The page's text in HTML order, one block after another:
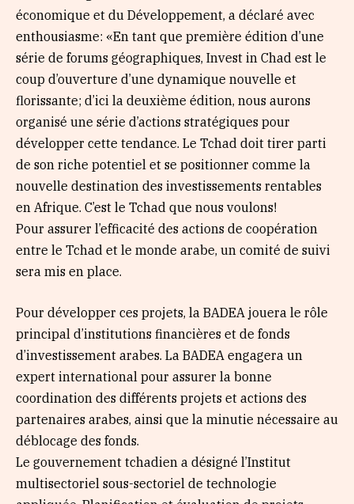
économique et du Développement, a déclaré avec
enthousiasme: «En tant que première édition d’une
série de forums géographiques, Invest in Chad est le
coup d’ouverture d’une dynamique nouvelle et
florissante; d’ici la deuxième édition, nous aurons
organisé une série d’actions stratégiques pour
développer cette tendance. Le Tchad doit tirer parti
de son riche potentiel et se positionner comme la
nouvelle destination des investissements rentables
en Afrique. C’est le Tchad que nous voulons!
Pour assurer l’efficacité des actions de coopération
entre le Tchad et le monde arabe, un comité de suivi
sera mis en place.
Pour développer ces projets, la BADEA jouera le rôle
principal d’institutions financières et de fonds
d’investissement arabes. La BADEA engagera un
expert international pour assurer la bonne
coordination des différents projets et actions des
partenaires arabes, ainsi que la minutie nécessaire au
déblocage des fonds.
Le gouvernement tchadien a désigné l’Institut
multisectoriel sous-sectoriel de technologie